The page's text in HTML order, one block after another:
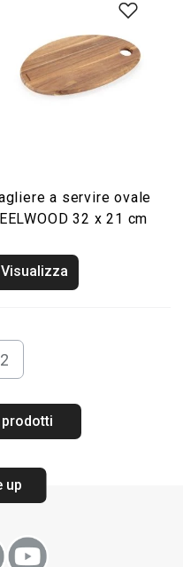
a servire ovale
32 x 21 cm
Visualizza
2
up